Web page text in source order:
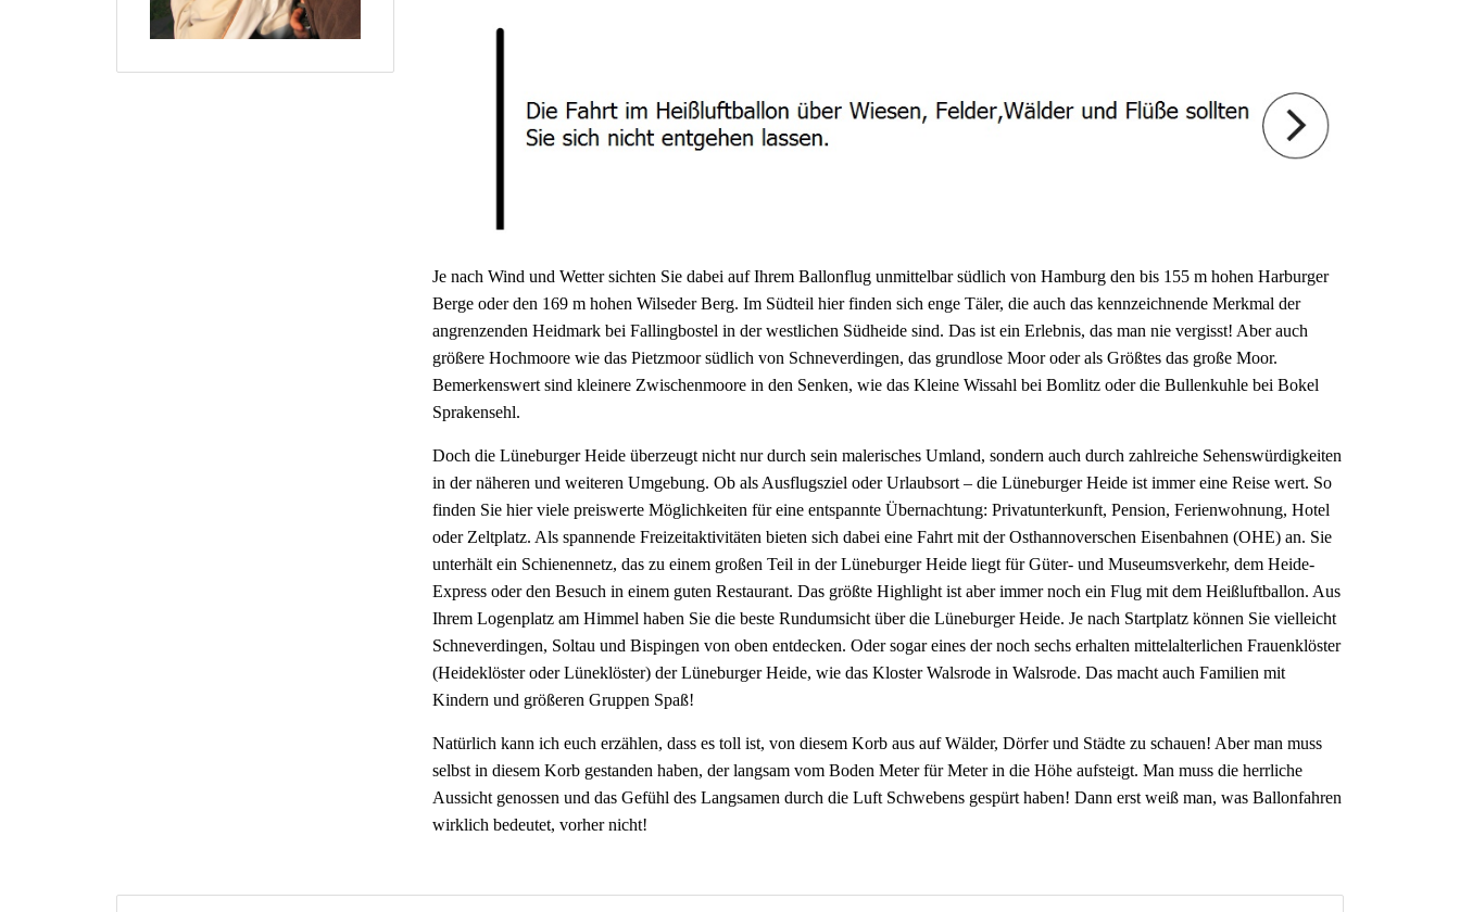
Je nach Wind und Wetter sichten Sie dabei auf Ihrem Ballonflug unmittelbar südlich von Hamburg den bis 155 m hohen Harburger
Berge oder den 169 m hohen Wilseder Berg. Im Südteil hier finden sich enge Täler, die auch das kennzeichnende Merkmal der
angrenzenden Heidmark bei Fallingbostel in der westlichen Südheide sind. Das ist ein Erlebnis, das man nie vergisst! Aber auch
größere Hochmoore wie das Pietzmoor südlich von Schneverdingen, das grundlose Moor oder als Größtes das große Moor.
Bemerkenswert sind kleinere Zwischenmoore in den Senken, wie das Kleine Wissahl bei Bomlitz oder die Bullenkuhle bei Bokel
Sprakensehl.
Doch die Lüneburger Heide überzeugt nicht nur durch sein malerisches Umland, sondern auch durch zahlreiche Sehenswürdigkeiten
in der näheren und weiteren Umgebung. Ob als Ausflugsziel oder Urlaubsort – die Lüneburger Heide ist immer eine Reise wert. So
finden Sie hier viele preiswerte Möglichkeiten für eine entspannte Übernachtung: Privatunterkunft, Pension, Ferienwohnung, Hotel
oder Zeltplatz. Als spannende Freizeitaktivitäten bieten sich dabei eine Fahrt mit der Osthannoverschen Eisenbahnen (OHE) an. Sie
unterhält ein Schienennetz, das zu einem großen Teil in der Lüneburger Heide liegt für Güter- und Museumsverkehr, dem Heide-
Express oder den Besuch in einem guten Restaurant. Das größte Highlight ist aber immer noch ein Flug mit dem Heißluftballon. Aus
Ihrem Logenplatz am Himmel haben Sie die beste Rundumsicht über die Lüneburger Heide. Je nach Startplatz können Sie vielleicht
Schneverdingen, Soltau und Bispingen von oben entdecken. Oder sogar eines der noch sechs erhalten mittelalterlichen Frauenklöster
(Heideklöster oder Lüneklöster) der Lüneburger Heide, wie das Kloster Walsrode in Walsrode. Das macht auch Familien mit
Kindern und größeren Gruppen Spaß!
Natürlich kann ich euch erzählen, dass es toll ist, von diesem Korb aus auf Wälder, Dörfer und Städte zu schauen! Aber man muss
selbst in diesem Korb gestanden haben, der langsam vom Boden Meter für Meter in die Höhe aufsteigt. Man muss die herrliche
Aussicht genossen und das Gefühl des Langsamen durch die Luft Schwebens gespürt haben! Dann erst weiß man, was Ballonfahren
wirklich bedeutet, vorher nicht!